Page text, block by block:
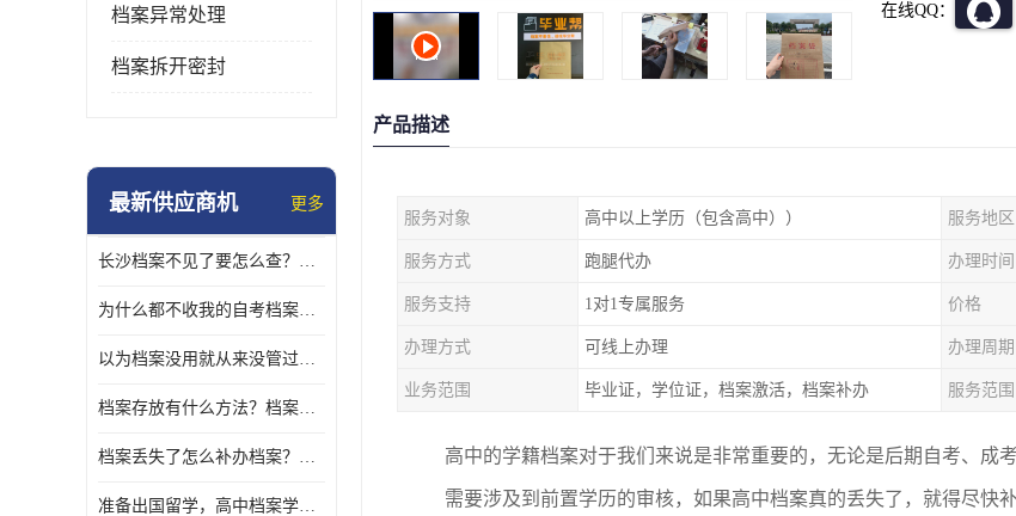
档案异常处理
档案拆开密封
最新供应商机 更多
长沙档案不见了要怎么查？档案查询 档案补办
为什么都不收我的自考档案？自考档案怎么存档？
以为档案没用就从来没管过，现在要用档案该怎么办？
档案存放有什么方法？档案在手里为什么不能用
档案丢失了怎么补办档案？湖南档案补办 档案补办方法
准备出国留学，高中档案学校发给我了怎么办？
在线QQ：
产品描述
服务对象 高中以上学历（包含高中）） 服务地区
服务方式 跑腿代办 办理时间
服务支持 1对1专属服务 价格
办理方式 可线上办理 办理周期
业务范围 毕业证，学位证，档案激活，档案补办 服务范围
高中的学籍档案对于我们来说是非常重要的，无论是后期自考、成
需要涉及到前置学历的审核，如果高中档案真的丢失了，就得尽快补